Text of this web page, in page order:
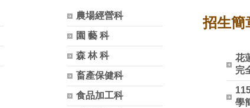
農場經營科
園 藝 科
森 林 科
畜產保健科
食品加工科
招生簡
花
完
學